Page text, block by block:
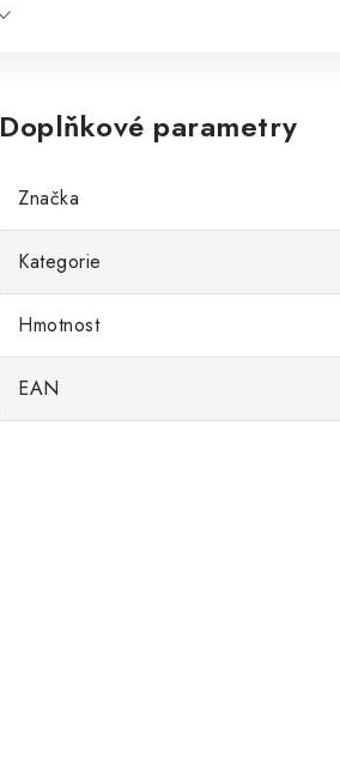
Doplňkové parametry
Značka
Kategorie
Hmotnost
EAN